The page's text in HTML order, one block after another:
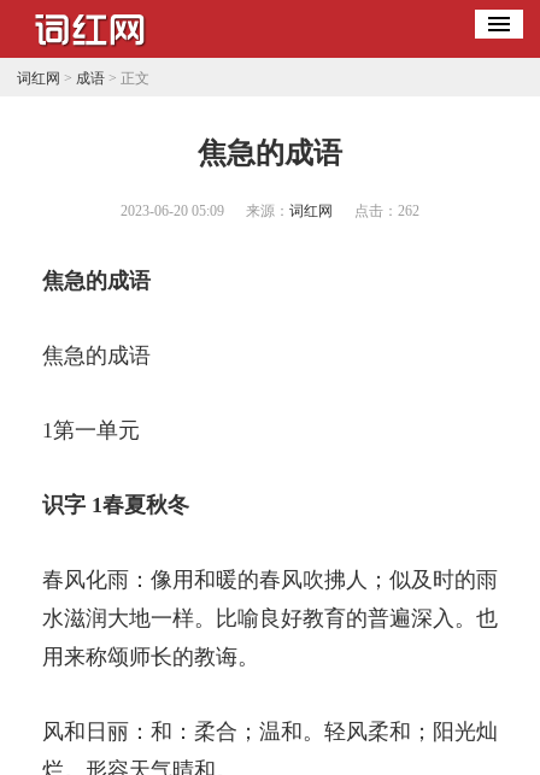
词红网 > 成语> 正文
​焦急的成语
2023-06-20 05:09 来源： 词红网 点击： 262
焦急的成语
焦急的成语
1第一单元
识字 1春夏秋冬
春风化雨：像用和暖的春风吹拂人；似及时的雨
水滋润大地一样。比喻良好教育的普遍深入。也
用来称颂师长的教诲。
风和日丽：和：柔合；温和。轻风柔和；阳光灿
烂。形容天气晴和。